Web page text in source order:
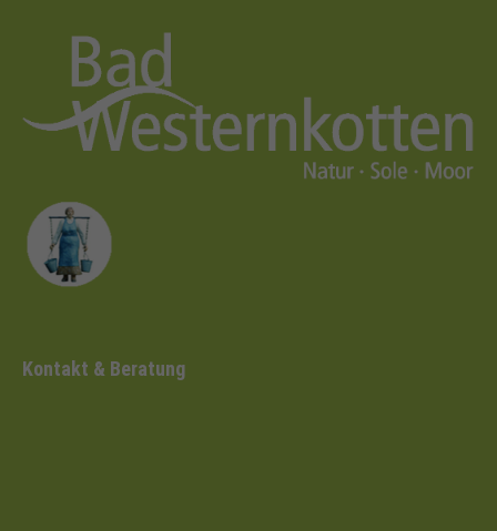
Kontakt & Beratung